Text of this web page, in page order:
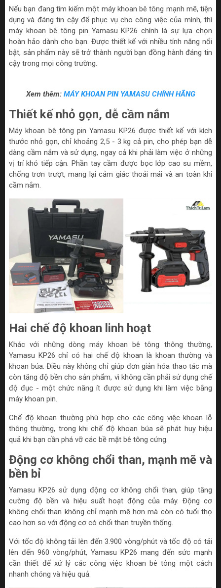
Nếu bạn đang tìm kiếm một máy khoan bê tông mạnh mẽ, tiện
dụng và đáng tin cậy để phục vụ cho công việc của mình, thì
máy khoan bê tông pin Yamasu KP26 chính là sự lựa chọn
hoàn hảo dành cho bạn. Được thiết kế với nhiều tính năng nổi
bật, sản phẩm này sẽ trở thành người bạn đồng hành đáng tin
cậy trong mọi công trường.
Xem thêm: MÁY KHOAN PIN YAMASU CHÍNH HÃNG
Thiết kế nhỏ gọn, dễ cầm nắm
Máy khoan bê tông pin Yamasu KP26 được thiết kế với kích
thước nhỏ gọn, chỉ khoảng 2,5 - 3 kg cả pin, cho phép bạn dễ
dàng cầm nắm và sử dụng, ngay cả khi phải làm việc ở những
vị trí khó tiếp cận. Phần tay cầm được bọc lớp cao su mềm,
chống trơn trượt, mang lại cảm giác thoải mái và an toàn khi
cầm nắm.
Hai chế độ khoan linh hoạt
Khác với những dòng máy khoan bê tông thông thường,
Yamasu KP26 chỉ có hai chế độ khoan là khoan thường và
khoan búa. Điều này không chỉ giúp đơn giản hóa thao tác mà
còn tăng độ bền cho sản phẩm, vì không cần phải sử dụng chế
độ đục - một chức năng ít được sử dụng khi làm việc bằng
máy khoan pin.
Chế độ khoan thường phù hợp cho các công việc khoan lỗ
thông thường, trong khi chế độ khoan búa sẽ phát huy hiệu
quả khi bạn cần phá vỡ các bề mặt bê tông cứng.
Động cơ không chổi than, mạnh mẽ và
bền bỉ
Yamasu KP26 sử dụng động cơ không chổi than, giúp tăng
cường độ bền và hiệu suất hoạt động của máy. Động cơ
không chổi than không chỉ mạnh mẽ hơn mà còn có tuổi thọ
cao hơn so với động cơ có chổi than truyền thống.
Với tốc độ không tải lên đến 3.900 vòng/phút và tốc độ có tải
lên đến 960 vòng/phút, Yamasu KP26 mang đến sức mạnh
cần thiết để xử lý các công việc khoan bê tông một cách
nhanh chóng và hiệu quả.